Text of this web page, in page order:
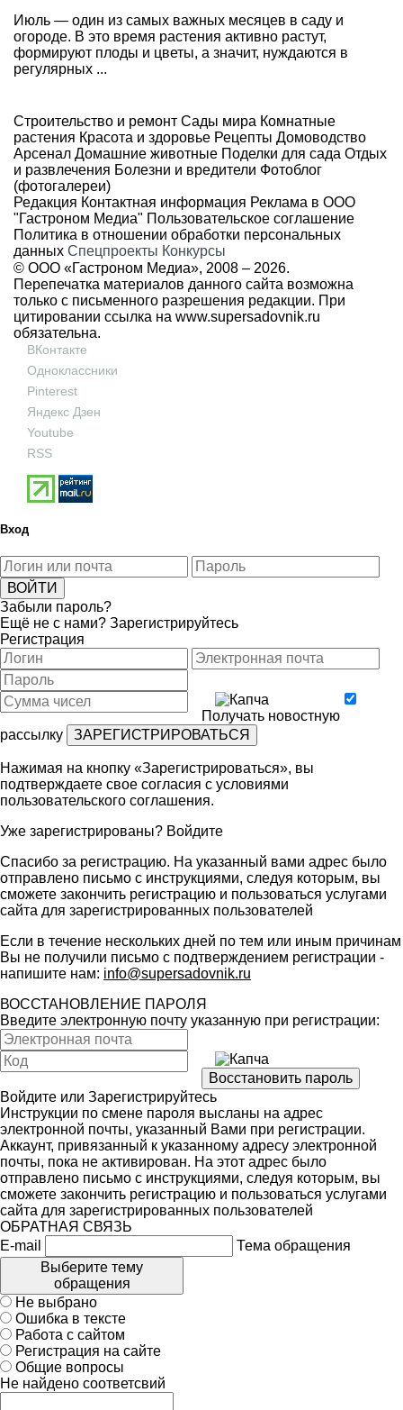
Июль — один из самых важных месяцев в саду и
огороде. В это время растения активно растут,
формируют плоды и цветы, а значит, нуждаются в
регулярных ...
Строительство и ремонт Сады мира Комнатные
растения Красота и здоровье Рецепты Домоводство
Арсенал Домашние животные Поделки для сада Отдых
и развлечения Болезни и вредители Фотоблог
(фотогалереи)
Редакция Контактная информация Реклама в ООО
"Гастроном Медиа" Пользовательское соглашение
Политика в отношении обработки персональных
данных Спецпроекты Конкурсы
© ООО «Гастроном Медиа», 2008 – 2026.
Перепечатка материалов данного сайта возможна
только с письменного разрешения редакции. При
цитировании ссылка на www.supersadovnik.ru
обязательна.
ВКонтакте
Одноклассники
Pinterest
Яндекс Дзен
Youtube
RSS
Вход
Забыли пароль?
Ещё не с нами? Зарегистрируйтесь
Регистрация
Получать новостную
рассылку
Нажимая на кнопку «Зарегистрироваться», вы
подтверждаете свое согласия с условиями
пользовательского соглашения.
Уже зарегистрированы? Войдите
Спасибо за регистрацию. На указанный вами адрес было
отправлено письмо с инструкциями, следуя которым, вы
сможете закончить регистрацию и пользоваться услугами
сайта для зарегистрированных пользователей
Если в течение нескольких дней по тем или иным причинам
Вы не получили письмо с подтверждением регистрации -
напишите нам: info@supersadovnik.ru
ВОССТАНОВЛЕНИЕ ПАРОЛЯ
Введите электронную почту указанную при регистрации:
Войдите или Зарегистрируйтесь
Инструкции по смене пароля высланы на адрес
электронной почты, указанный Вами при регистрации.
Аккаунт, привязанный к указанному адресу электронной
почты, пока не активирован. На этот адрес было
отправлено письмо с инструкциями, следуя которым, вы
сможете закончить регистрацию и пользоваться услугами
сайта для зарегистрированных пользователей
ОБРАТНАЯ СВЯЗЬ
E-mail
Тема обращения
Выберите тему
обращения
Не выбрано
Ошибка в тексте
Работа с сайтом
Регистрация на сайте
Общие вопросы
Не найдено соответсвий